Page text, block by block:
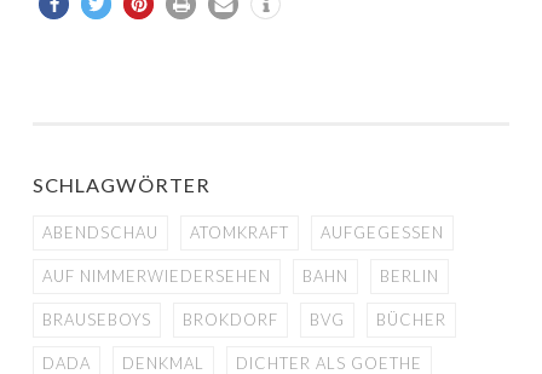
SCHLAGWÖRTER
ABENDSCHAU ATOMKRAFT AUFGEGESSEN
AUF NIMMERWIEDERSEHEN BAHN BERLIN
BRAUSEBOYS BROKDORF BVG BÜCHER
DADA DENKMAL DICHTER ALS GOETHE